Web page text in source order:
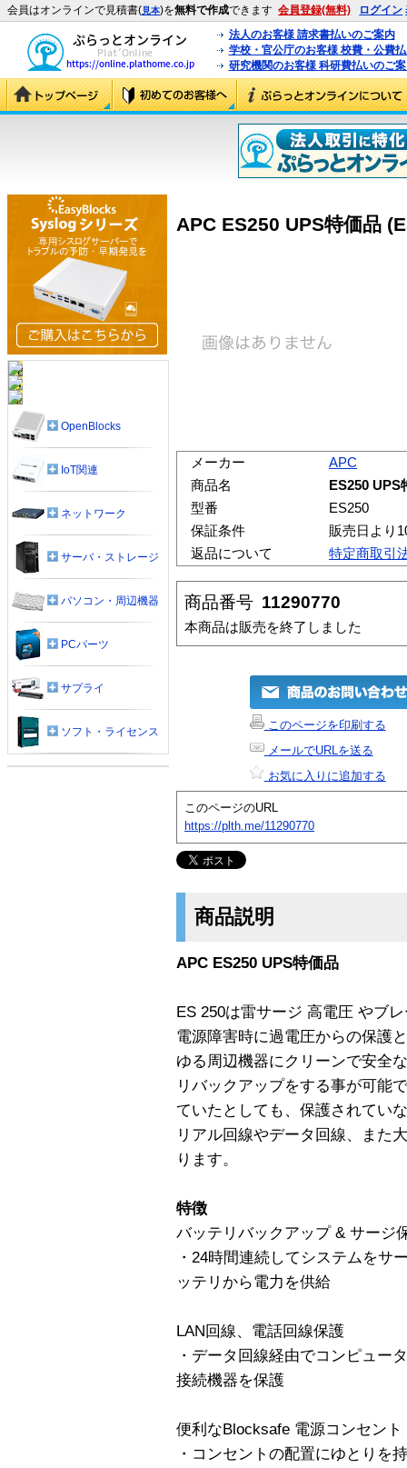
会員はオンラインで見積書(見本)を無料で作成できます 会員登録(無料) ログイン
法人のお客様 請求書払いのご案内
学校・官公庁のお客様 校費・公費
研究機関のお客様 科研費払いのご
APC ES250 UPS特価品
メーカー
APC
商品名
ES250 UPS
型番
ES250
保証条件
販売日より
返品について
特定商取引
商品番号 11290770
本商品は販売を終了しました
このページを印刷する
メールでURLを送る
お気に入りに追加する
このページのURL
https://plth.me/11290770
商品説明
APC ES250 UPS特価品
ES 250は雷サージ 高電圧 やブ
電源障害時に過電圧からの保護
ゆる周辺機器にクリーンで安全
リバックアップをする事が可能
ていたとしても、保護されてい
リアル回線やデータ回線、また
ります。
特徴
バッテリバックアップ & サージ
・24時間連続してシステムをサ
ッテリから電力を供給
LAN回線、電話回線保護
・データ回線経由でコンピュー
接続機器を保護
便利なBlocksafe 電源コンセント
・コンセントの配置にゆとりを
OpenBlocks
IoT関連
ネットワーク
サーバ・ストレージ
パソコン・周辺機器
PCパーツ
サプライ
ソフト・ライセンス